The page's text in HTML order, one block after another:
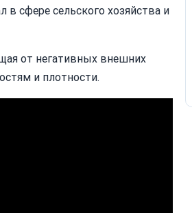
сфере сельского хозяйства и
от негативных внешних
и плотности.